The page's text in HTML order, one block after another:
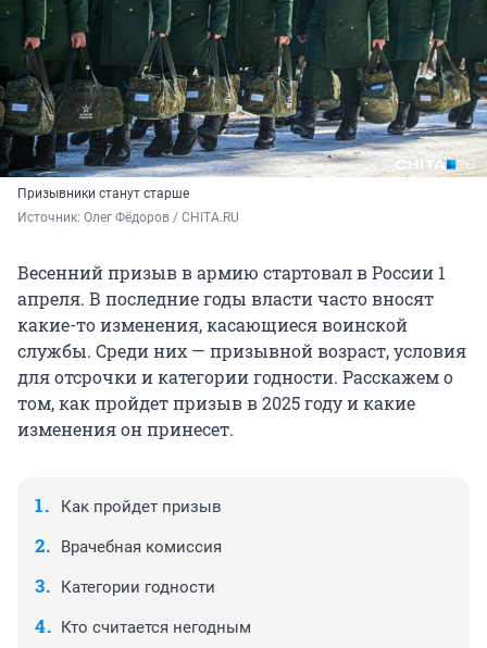
Призывники станут старше
Источник: Олег Фёдоров / CHITA.RU
Весенний призыв в армию стартовал в России 1
апреля. В последние годы власти часто вносят
какие-то изменения, касающиеся воинской
службы. Среди них — призывной возраст, условия
для отсрочки и категории годности. Расскажем о
том, как пройдет призыв в 2025 году и какие
изменения он принесет.
Как пройдет призыв
Врачебная комиссия
Категории годности
Кто считается негодным